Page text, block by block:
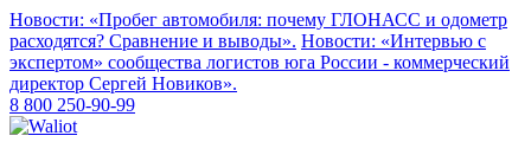
Новости: «Пробег автомобиля: почему ГЛОНАСС и одометр
расходятся? Сравнение и выводы». Новости: «Интервью с
экспертом» сообщества логистов юга России - коммерческий
директор Сергей Новиков».
8 800 250-90-99